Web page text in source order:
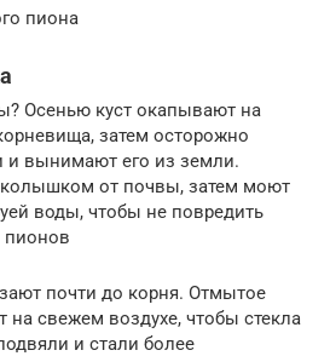
пиона
Осенью куст окапывают на
затем осторожно
вынимают его из земли.
от почвы, затем моют
воды, чтобы не повредить
пионов
почти до корня. Отмытое
на свежем воздухе, чтобы стекла
и стали более